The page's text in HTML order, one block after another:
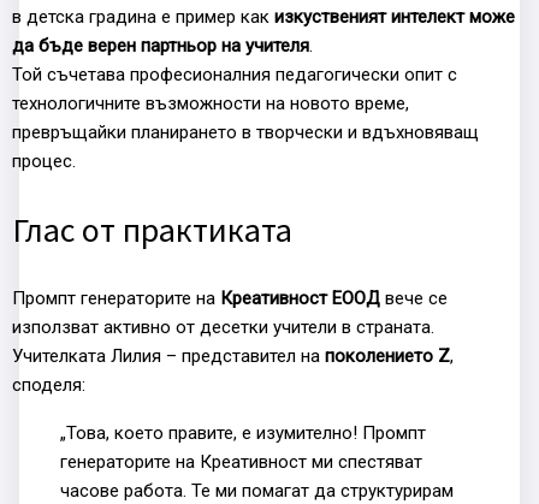
в детска градина е пример как изкуственият интелект може
да бъде верен партньор на учителя.
Той съчетава професионалния педагогически опит с
технологичните възможности на новото време,
превръщайки планирането в творчески и вдъхновяващ
процес.
Глас от практиката
Промпт генераторите на Креативност ЕООД вече се
използват активно от десетки учители в страната.
Учителката Лилия – представител на поколението Z,
споделя:
„Това, което правите, е изумително! Промпт
генераторите на Креативност ми спестяват
часове работа. Те ми помагат да структурирам